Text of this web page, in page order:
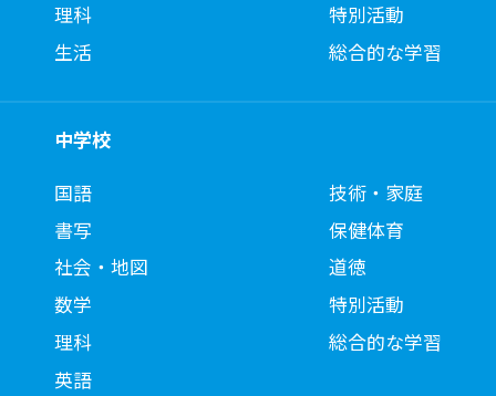
理科
生活
特別活動
総合的な学習
中学校
国語
書写
社会・地図
数学
理科
英語
技術・家庭
保健体育
道徳
特別活動
総合的な学習